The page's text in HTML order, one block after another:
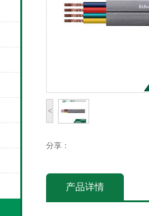
<
分享：
产品详情